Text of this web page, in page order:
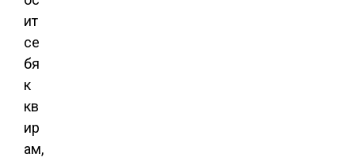
ит
се
бя
к
кв
ир
ам,